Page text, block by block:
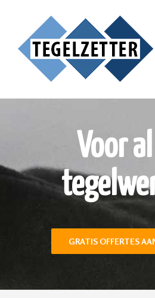
Voor
GRATIS OFFERTES